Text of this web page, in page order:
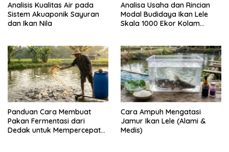
Analisis Kualitas Air pada
Sistem Akuaponik Sayuran
dan Ikan Nila
Analisa Usaha dan Rincian
Modal Budidaya Ikan Lele
Skala 1000 Ekor Kolam
Panduan Cara Membuat
Pakan Fermentasi dari
Dedak untuk Mempercepat
Cara Ampuh Mengatasi
Jamur Ikan Lele (Alami &
Medis)